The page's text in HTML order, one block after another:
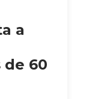
a
de 60